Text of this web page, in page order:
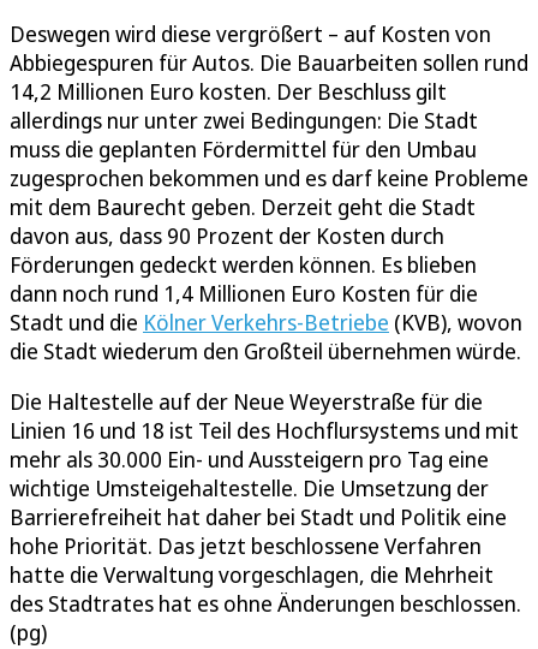
Deswegen wird diese vergrößert – auf Kosten von
Abbiegespuren für Autos. Die Bauarbeiten sollen rund
14,2 Millionen Euro kosten. Der Beschluss gilt
allerdings nur unter zwei Bedingungen: Die Stadt
muss die geplanten Fördermittel für den Umbau
zugesprochen bekommen und es darf keine Probleme
mit dem Baurecht geben. Derzeit geht die Stadt
davon aus, dass 90 Prozent der Kosten durch
Förderungen gedeckt werden können. Es blieben
dann noch rund 1,4 Millionen Euro Kosten für die
Stadt und die Kölner Verkehrs-Betriebe (KVB), wovon
die Stadt wiederum den Großteil übernehmen würde.
Die Haltestelle auf der Neue Weyerstraße für die
Linien 16 und 18 ist Teil des Hochflursystems und mit
mehr als 30.000 Ein- und Aussteigern pro Tag eine
wichtige Umsteigehaltestelle. Die Umsetzung der
Barrierefreiheit hat daher bei Stadt und Politik eine
hohe Priorität. Das jetzt beschlossene Verfahren
hatte die Verwaltung vorgeschlagen, die Mehrheit
des Stadtrates hat es ohne Änderungen beschlossen.
(pg)